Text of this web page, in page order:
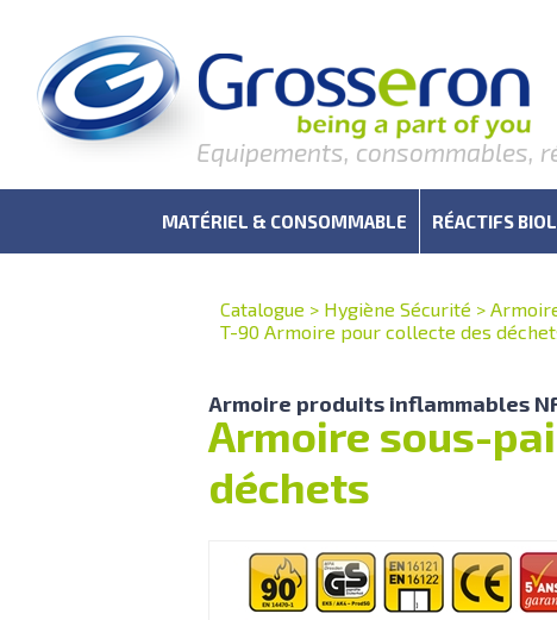
Equipements, consommables,
MATÉRIEL & CONSOMMABLE RÉACTIFS
Catalogue > Hygiène Sécurité >
T-90 Armoire pour collecte des
Armoire produits inflammables
Armoire sous-
déchets